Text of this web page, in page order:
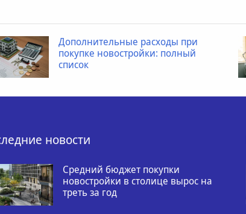
Дополнительные расходы при
покупке новостройки: полный
список
новости
Средний бюджет покупки
новостройки в столице вырос на
треть за год